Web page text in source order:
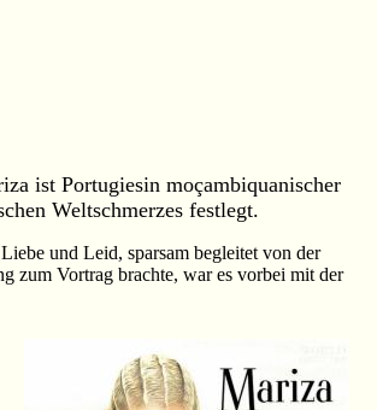
ist Portugiesin moçambiquanischer
Weltschmerzes festlegt.
und Leid, sparsam begleitet von der
zum Vortrag brachte, war es vorbei mit der